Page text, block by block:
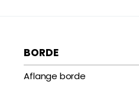
BORDE
Aflange borde